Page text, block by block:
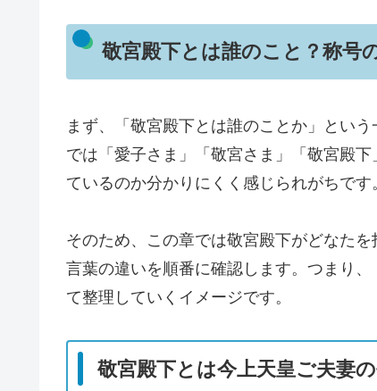
敬宮殿下とは誰のこと？称号
まず、「敬宮殿下とは誰のことか」とい
では「愛子さま」「敬宮さま」「敬宮殿
ているのか分かりにくく感じられがちです
そのため、この章では敬宮殿下がどなた
言葉の違いを順番に確認します。つまり
て整理していくイメージです。
敬宮殿下とは今上天皇ご夫妻